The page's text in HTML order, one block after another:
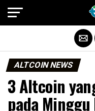
ALTCOIN NEWS
3 Altcoin
pada